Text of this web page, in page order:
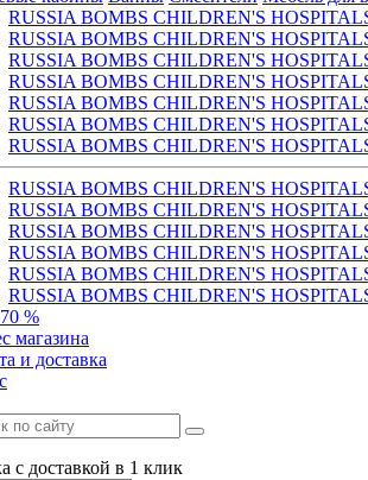
RUSSIA BOMBS CHILDREN'S
RUSSIA BOMBS CHILDREN'S
RUSSIA BOMBS CHILDREN'S
RUSSIA BOMBS CHILDREN'S
RUSSIA BOMBS CHILDREN'S
RUSSIA BOMBS CHILDREN'S
RUSSIA BOMBS CHILDREN'S
RUSSIA BOMBS CHILDREN'S
RUSSIA BOMBS CHILDREN'S
RUSSIA BOMBS CHILDREN'S
RUSSIA BOMBS CHILDREN'S
RUSSIA BOMBS CHILDREN'S
RUSSIA BOMBS CHILDREN'S
%
магазина
и доставка
с доставкой в 1 клик